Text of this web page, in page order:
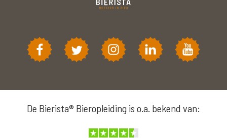
De Bierista® Bieropleiding is o.a. bekend van: